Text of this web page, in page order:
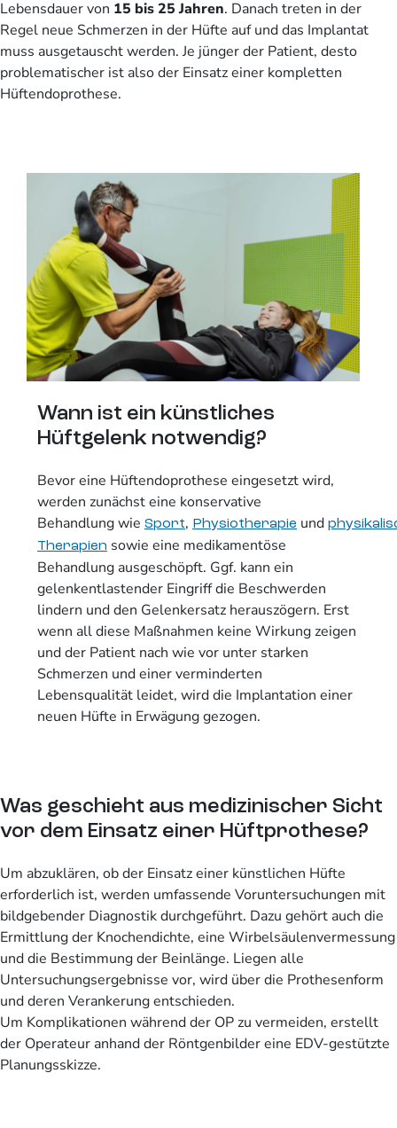
Lebensdauer von 15 bis 25 Jahren. Danach treten in der
Regel neue Schmerzen in der Hüfte auf und das Implantat
muss ausgetauscht werden. Je jünger der Patient, desto
problematischer ist also der Einsatz einer kompletten
Hüftendoprothese.
Wann ist ein künstliches
Hüftgelenk notwendig?
Bevor eine Hüftendoprothese eingesetzt wird,
werden zunächst eine konservative
Behandlung wie Sport, Physiotherapie und
Therapien sowie eine medikamentöse
Behandlung ausgeschöpft. Ggf. kann ein
gelenkentlastender Eingriff die Beschwerden
lindern und den Gelenkersatz herauszögern. Erst
wenn all diese Maßnahmen keine Wirkung zeigen
und der Patient nach wie vor unter starken
Schmerzen und einer verminderten
Lebensqualität leidet, wird die Implantation einer
neuen Hüfte in Erwägung gezogen.
Was geschieht aus medizinischer Sicht
vor dem Einsatz einer Hüftprothese?
Um abzuklären, ob der Einsatz einer künstlichen Hüfte
erforderlich ist, werden umfassende Voruntersuchungen mit
bildgebender Diagnostik durchgeführt. Dazu gehört auch die
Ermittlung der Knochendichte, eine Wirbelsäulenvermessung
und die Bestimmung der Beinlänge. Liegen alle
Untersuchungsergebnisse vor, wird über die Prothesenform
und deren Verankerung entschieden.
Um Komplikationen während der OP zu vermeiden, erstellt
der Operateur anhand der Röntgenbilder eine EDV-gestützte
Planungsskizze.